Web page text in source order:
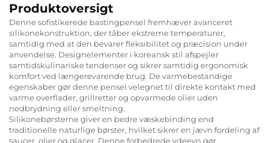
Produktoversigt
Denne sofistikerede bastingpensel fremhæver avanceret
silikonekonstruktion, der tåber ekstreme temperaturer,
samtidig med at den bevarer fleksibilitet og præcision under
anvendelse. Designelementer i koreansk stil afspejler
samtidskulinariske tendenser og sikrer samtidig ergonomisk
komfort ved længerevarende brug. De varmebestandige
egenskaber gør denne pensel velegnet til direkte kontakt med
varme overflader, grillretter og opvarmede olier uden
nedbrydning eller smeltning.
Silikonebørsterne giver en bedre væskebinding end
traditionelle naturlige børster, hvilket sikrer en jævn fordeling af
saucer, olier og glacer. Denne forbedrede ydeevn gør